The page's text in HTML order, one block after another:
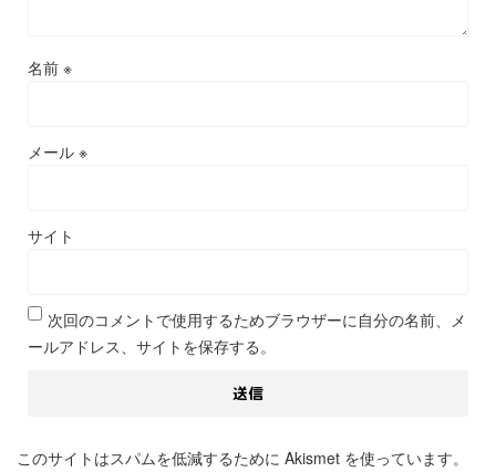
名前 ※
メール ※
サイト
次回のコメントで使用するためブラウザーに自分の名前、メ
ールアドレス、サイトを保存する。
このサイトはスパムを低減するために Akismet を使っています。